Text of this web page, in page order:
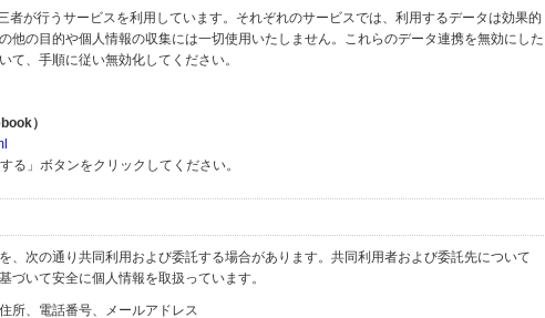
者が行うサービスを利用しています。それぞれのサービスでは、利用するデータは効果的
他の目的や個人情報の収集には一切使用いたしません。これらのデータ連携を無効にした
て、手順に従い無効化してください。
）
る」ボタンをクリックしてください。
、次の通り共同利用および委託する場合があります。共同利用者および委託先について
いて安全に個人情報を取扱っています。
所、電話番号、メールアドレス